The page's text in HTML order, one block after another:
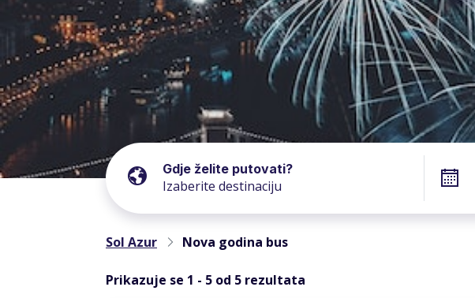
Gdje želite putovati?
Sol Azur Nova godina bus
Prikazuje se 1 - 5 od 5 rezultata